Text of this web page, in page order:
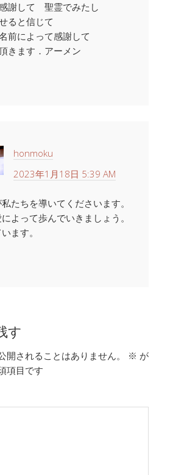
謝して 聖霊でみたし
ると信じて
前によって感謝して
きます．アーメン
honmoku
2023年1月18日 5:39 AM
たちを導いてくださいます。
よって歩んでいきましょう。
ます。
す
開されることはありません。 ※ が
項目です